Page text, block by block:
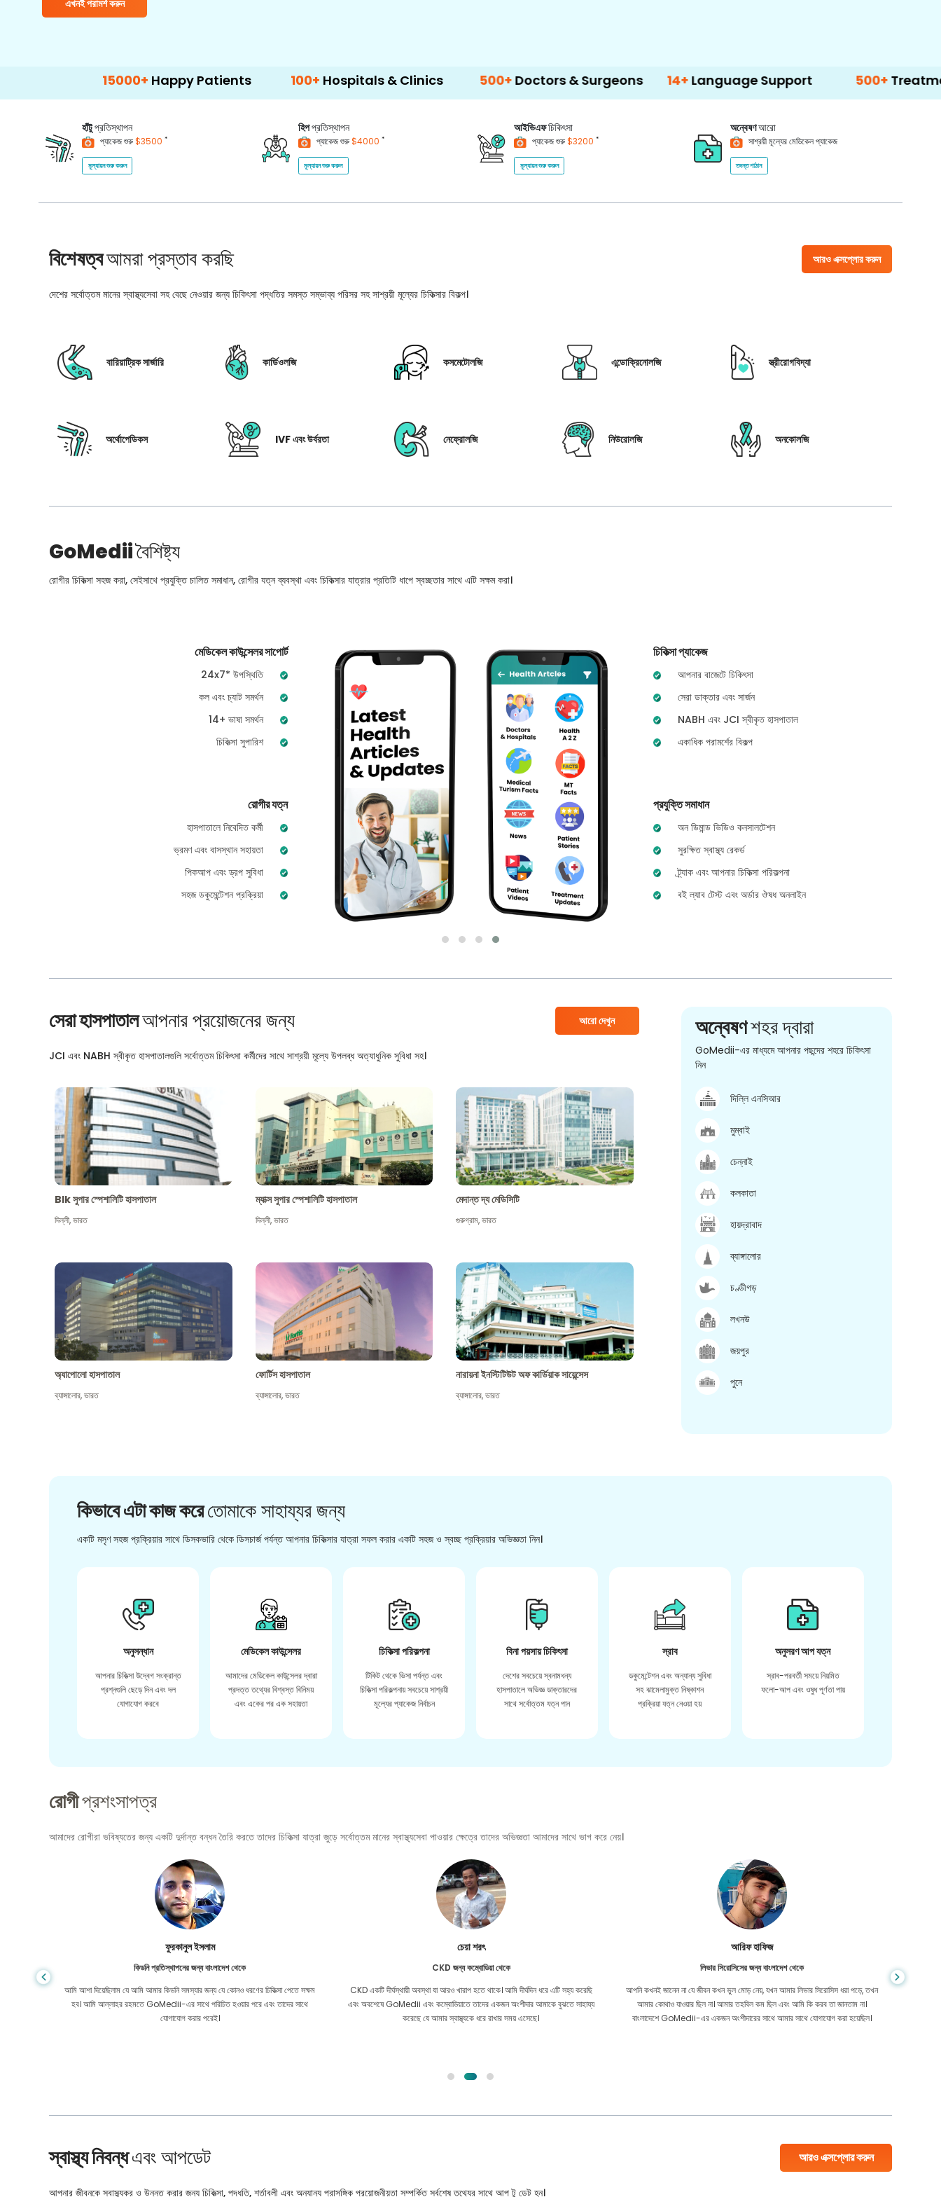
এখনই পরামর্শ করুন
Happy Patients 100+ Hospitals & Clinics 500+ Doctors & Surgeons 14+Language Support 500+ Treatment
হাঁটুপ্রতিস্থাপন
প্যাকেজ শুরু$3500 *
মূল্যায়ন শুরু করুন
হিপপ্রতিস্থাপন
প্যাকেজ শুরু$4000 *
মূল্যায়ন শুরু করুন
আইভিএফচিকিৎসা
প্যাকেজ শুরু$3200 *
মূল্যায়ন শুরু করুন
অন্বেষণআরো
সাশ্রয়ী মূল্যের মেডিকেল প্যাকেজ
তদন্ত পাঠান
বিশেষত্বআমরা প্রস্তাব করছি আরও এক্সপ্লোর করুন
দেশের সর্বোত্তম মানের স্বাস্থ্যসেবা সহ বেছে নেওয়ার জন্য চিকিৎসা পদ্ধতির সমস্ত সম্ভাব্য পরিসর সহ সাশ্রয়ী মূল্যের চিকিত্সার বিকল্প।
বারিয়াট্রিক সার্জারি কার্ডিওলজি কসমেটোলজি এন্ডোক্রিনোলজি স্ত্রীরোগবিদ্যা
অর্থোপেডিকস IVF এবং উর্বরতা নেফ্রোলজি নিউরোলজি অনকোলজি
GoMediiবৈশিষ্ট্য
রোগীর চিকিত্সা সহজ করা, সেইসাথে প্রযুক্তি চালিত সমাধান, রোগীর যত্ন ব্যবস্থা এবং চিকিত্সার যাত্রার প্রতিটি ধাপে স্বচ্ছতার সাথে এটি সক্ষম করা।
মেডিকেল কাউন্সেলর সাপোর্ট
24x7* উপস্থিতি
কল এবং চ্যাট সমর্থন
14+ ভাষা সমর্থন
চিকিত্সা সুপারিশ
রোগীর যত্ন
হাসপাতালে নিবেদিত কর্মী
ভ্রমণ এবং বাসস্থান সহায়তা
পিকআপ এবং ড্রপ সুবিধা
সহজ ডকুমেন্টেশন প্রক্রিয়া
চিকিত্সা প্যাকেজ
আপনার বাজেটে চিকিৎসা
সেরা ডাক্তার এবং সার্জন
NABH এবং JCI স্বীকৃত হাসপাতাল
একাধিক পরামর্শের বিকল্প
প্রযুক্তি সমাধান
অন ডিমান্ড ভিডিও কনসালটেশন
সুরক্ষিত স্বাস্থ্য রেকর্ড
ট্র্যাক এবং আপনার চিকিত্সা পরিকল্পনা
বই ল্যাব টেস্ট এবং অর্ডার ঔষধ অনলাইন
সেরা হাসপাতালআপনার প্রয়োজনের জন্য আরো দেখুন
JCI এবং NABH স্বীকৃত হাসপাতালগুলি সর্বোত্তম চিকিৎসা কর্মীদের সাথে সাশ্রয়ী মূল্যে উপলব্ধ অত্যাধুনিক সুবিধা সহ।
Blk সুপার স্পেশালিটি হাসপাতাল
দিল্লী,ভারত
ম্যাক্স সুপার স্পেশালিটি হাসপাতাল
দিল্লী,ভারত
মেদান্ত দ্য মেডিসিটি
গুরুগ্রাম,ভারত
অ্যাপোলো হাসপাতাল
ব্যাঙ্গালোর,ভারত
ফোর্টিস হাসপাতাল
ব্যাঙ্গালোর,ভারত
নারায়না ইনস্টিটিউট অফ কার্ডিয়াক সায়েন্সেস
ব্যাঙ্গালোর,ভারত
অন্বেষণশহর দ্বারা
GoMedii-এর মাধ্যমে আপনার পছন্দের শহরে চিকিৎসা
নিন
দিল্লি এনসিআর
মুম্বাই
চেন্নাই
কলকাতা
হায়দ্রাবাদ
ব্যাঙ্গালোর
চণ্ডীগড়
লখনউ
জয়পুর
পুনে
কিভাবে এটা কাজ করেতোমাকে সাহায্যর জন্য
একটি মসৃণ সহজ প্রক্রিয়ার সাথে ডিসকভারি থেকে ডিসচার্জ পর্যন্ত আপনার চিকিত্সার যাত্রা সফল করার একটি সহজ ও স্বচ্ছ প্রক্রিয়ার অভিজ্ঞতা নিন।
অনুসন্ধান
আপনার চিকিত্সা উদ্বেগ সংক্রান্ত
প্রশ্নগুলি ছেড়ে দিন এবং দল
যোগাযোগ করবে
মেডিকেল কাউন্সেলর
আমাদের মেডিকেল কাউন্সেলর দ্বারা
প্রদত্ত তথ্যের বিশ্বস্ত বিনিময়
এবং একের পর এক সহায়তা
চিকিত্সা পরিকল্পনা
টিকিট থেকে ভিসা পর্যন্ত এবং
চিকিত্সা পরিকল্পনায় সবচেয়ে সাশ্রয়ী
মূল্যের প্যাকেজ নির্বাচন
বিনা পয়সায় চিকিৎসা
দেশের সবচেয়ে স্বনামধন্য
হাসপাতালে অভিজ্ঞ ডাক্তারদের
সাথে সর্বোত্তম যত্ন পান
স্রাব
ডকুমেন্টেশন এবং অন্যান্য সুবিধা
সহ ঝামেলামুক্ত নিষ্কাশন
প্রক্রিয়া যত্ন নেওয়া হয়
অনুসরণ আপ যত্ন
স্রাব-পরবর্তী সময়ে নিয়মিত
ফলো-আপ এবং ওষুধ পূর্ণতা পায়
রোগীপ্রশংসাপত্র
আমাদের রোগীরা ভবিষ্যতের জন্য একটি দুর্দান্ত বন্ধন তৈরি করতে তাদের চিকিত্সা যাত্রা জুড়ে সর্বোত্তম মানের স্বাস্থ্যসেবা পাওয়ার ক্ষেত্রে তাদের অভিজ্ঞতা আমাদের সাথে ভাগ করে নেয়।
ফুরকানুল ইসলাম
কিডনি প্রতিস্থাপনের জন্য বাংলাদেশ থেকে
আমি আশা দিয়েছিলাম যে আমি আমার কিডনি সমস্যার জন্য যে কোনও ধরণের চিকিত্সা পেতে সক্ষম
হব। আমি আল্লাহর রহমতে GoMedii-এর সাথে পরিচিত হওয়ার পরে এবং তাদের সাথে
যোগাযোগ করার পরেই।
চেয়া শরৎ
CKD জন্য কম্বোডিয়া থেকে
CKD একটি দীর্ঘস্থায়ী অবস্থা যা আরও খারাপ হতে থাকে। আমি দীর্ঘদিন ধরে এটি সহ্য করেছি
এবং অবশেষে GoMedii এবং কম্বোডিয়াতে তাদের একজন অংশীদার আমাকে বুঝতে সাহায্য
করেছে যে আমার স্বাস্থ্যকে ধরে রাখার সময় এসেছে।
আরিফ হাফিজ
লিভার সিরোসিসের জন্য বাংলাদেশ থেকে
আপনি কখনই জানেন না যে জীবন কখন ভুল মোড় নেয়, যখন আমার লিভার সিরোসিস ধরা পড়ে, তখন
আমার কোথাও যাওয়ার ছিল না। আমার তহবিল কম ছিল এবং আমি কি করব তা জানতাম না।
বাংলাদেশে GoMedii-এর একজন অংশীদারের সাথে আমার সাথে যোগাযোগ করা হয়েছিল।
স্বাস্থ্য নিবন্ধএবং আপডেট আরও এক্সপ্লোর করুন
আপনার জীবনকে স্বাস্থ্যকর ও উন্নত করার জন্য চিকিত্সা, পদ্ধতি, শর্তাবলী এবং অন্যান্য প্রাসঙ্গিক প্রয়োজনীয়তা সম্পর্কিত সর্বশেষ তথ্যের সাথে আপ টু ডেট হন।